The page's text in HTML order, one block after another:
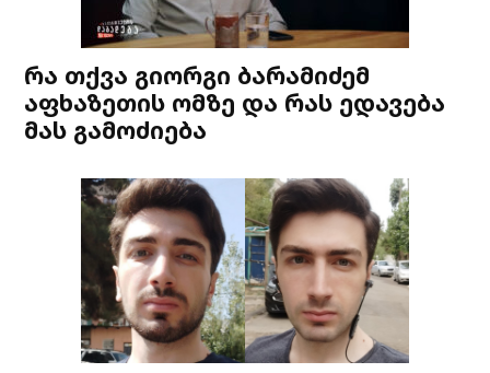
რა თქვა გიორგი ბარამიძემ
აფხაზეთის ომზე და რას ედავება
მას გამოძიება